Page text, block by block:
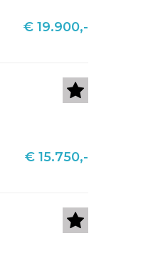
€ 19.900,-
€ 15.750,-